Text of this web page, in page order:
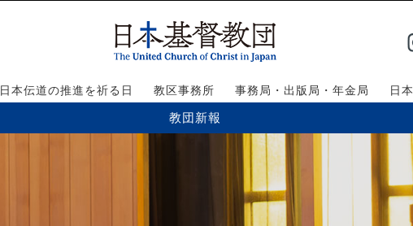
日本伝道の推進を祈る日 教区事務所 事務局・出版局・年金局 日
教団新報